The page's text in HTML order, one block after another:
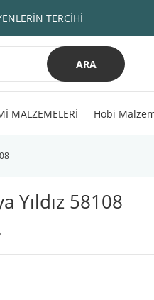
TERCİHİ
ARA
MALZEMELERİ Hobi
Yıldız 58108